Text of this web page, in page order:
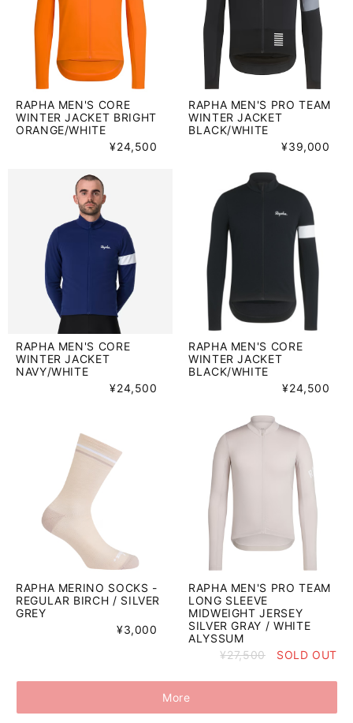
RAPHA MEN'S CORE
WINTER JACKET BRIGHT
ORANGE/WHITE
¥24,500
RAPHA MEN'S PRO TEAM
WINTER JACKET
BLACK/WHITE
¥39,000
RAPHA MEN'S CORE
WINTER JACKET
NAVY/WHITE
¥24,500
RAPHA MEN'S CORE
WINTER JACKET
BLACK/WHITE
¥24,500
RAPHA MERINO SOCKS -
REGULAR BIRCH / SILVER
GREY
¥3,000
RAPHA MEN'S PRO TEAM
LONG SLEEVE
MIDWEIGHT JERSEY
SILVER GRAY / WHITE
ALYSSUM
¥27,500
SOLD OUT
More